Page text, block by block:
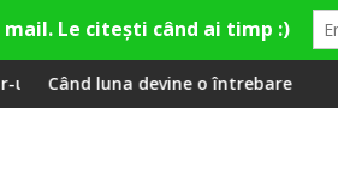
și de divertisment din Cluj-Napoca
o întrebare